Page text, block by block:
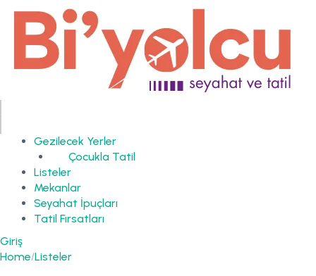
Gezilecek Yerler
Çocukla Tatil
Listeler
Mekanlar
Seyahat İpuçları
Tatil Fırsatları
Giriş
Home Listeler